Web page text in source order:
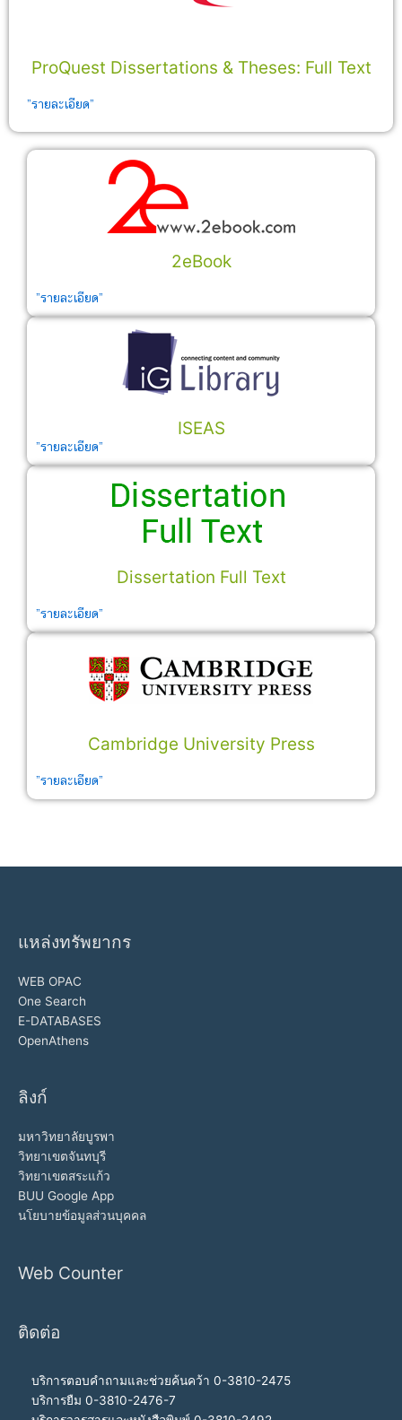
ProQuest Dissertations & Theses: Full Text
”รายละเอียด”
2eBook
”รายละเอียด”
ISEAS
”รายละเอียด”
Dissertation Full Text
”รายละเอียด”
Cambridge University Press
”รายละเอียด”
แหล่งทรัพยากร
WEB OPAC
One Search
E-DATABASES
OpenAthens
ลิงก์
มหาวิทยาลัยบูรพา
วิทยาเขตจันทบุรี
วิทยาเขตสระแก้ว
BUU Google App
นโยบายข้อมูลส่วนบุคคล
Web Counter
ติดต่อ
บริการตอบคำถามและช่วยค้นคว้า 0-3810-2475
บริการยืม 0-3810-2476-7